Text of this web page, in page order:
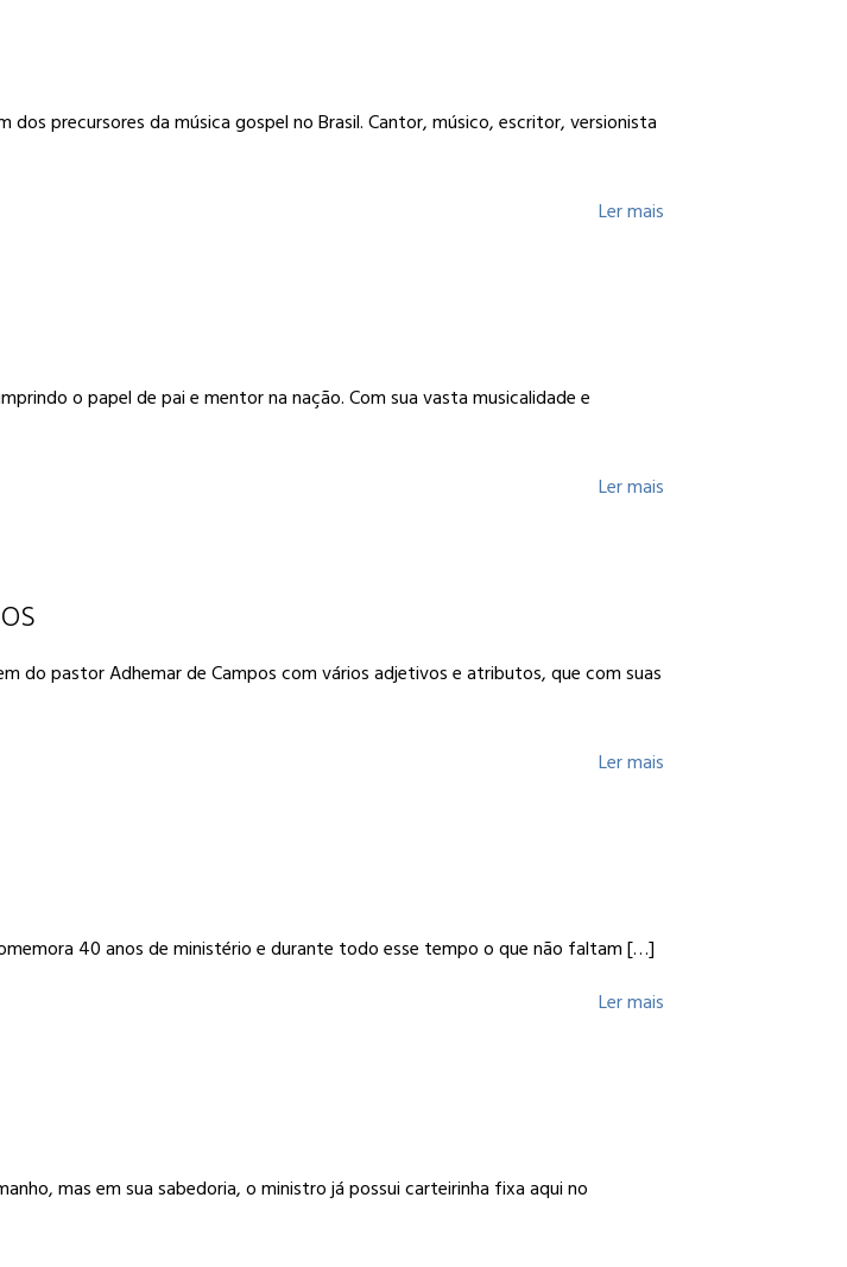
precursores da música gospel no Brasil. Cantor, músico, escritor, versionista
Ler mais
o papel de pai e mentor na nação. Com sua vasta musicalidade e
Ler mais
do pastor Adhemar de Campos com vários adjetivos e atributos, que com suas
Ler mais
40 anos de ministério e durante todo esse tempo o que não faltam[…]
Ler mais
mas em sua sabedoria, o ministro já possui carteirinha fixa aqui no